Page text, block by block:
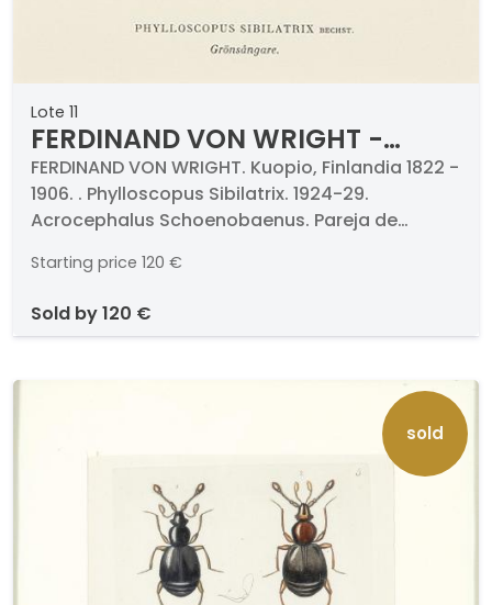
Lote 11
FERDINAND VON WRIGHT -
Phylloscopus Sibilatrix. 1924-29
Acrocephalus Schoenobaenus
FERDINAND VON WRIGHT. Kuopio, Finlandia 1822 -
1906. . Phylloscopus Sibilatrix. 1924-29.
Acrocephalus Schoenobaenus. Pareja de
267 mm cada uno. Con paspartús y
obra de los hermanos Ferdinand y Magnus von
1924-29 dedicado a los pájaros de Suecia.
Starting price 120 €
sold by120 €
sold